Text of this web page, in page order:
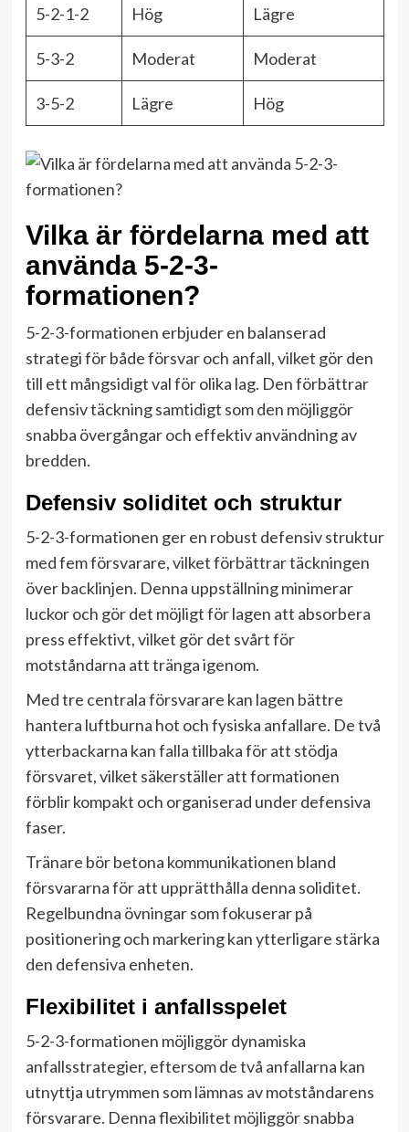
5-2-1-2 Hög Lägre
5-3-2 Moderat Moderat
3-5-2 Lägre Hög
Vilka är fördelarna med att
använda 5-2-3-
formationen?
5-2-3-formationen erbjuder en balanserad
strategi för både försvar och anfall, vilket gör den
till ett mångsidigt val för olika lag. Den förbättrar
defensiv täckning samtidigt som den möjliggör
snabba övergångar och effektiv användning av
bredden.
Defensiv soliditet och struktur
5-2-3-formationen ger en robust defensiv struktur
med fem försvarare, vilket förbättrar täckningen
över backlinjen. Denna uppställning minimerar
luckor och gör det möjligt för lagen att absorbera
press effektivt, vilket gör det svårt för
motståndarna att tränga igenom.
Med tre centrala försvarare kan lagen bättre
hantera luftburna hot och fysiska anfallare. De två
ytterbackarna kan falla tillbaka för att stödja
försvaret, vilket säkerställer att formationen
förblir kompakt och organiserad under defensiva
faser.
Tränare bör betona kommunikationen bland
försvararna för att upprätthålla denna soliditet.
Regelbundna övningar som fokuserar på
positionering och markering kan ytterligare stärka
den defensiva enheten.
Flexibilitet i anfallsspelet
5-2-3-formationen möjliggör dynamiska
anfallsstrategier, eftersom de två anfallarna kan
utnyttja utrymmen som lämnas av motståndarens
försvarare. Denna flexibilitet möjliggör snabba